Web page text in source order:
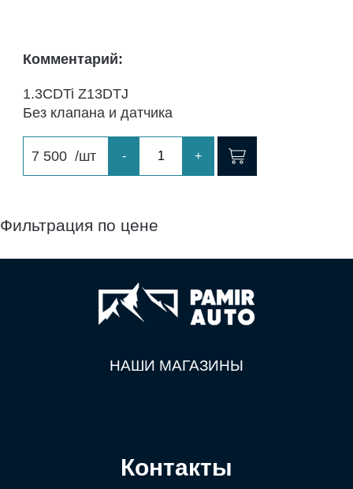
Комментарий:
1.3CDTi Z13DTJ
Без клапана и датчика
7 500 /шт - +
Фильтрация по цене
НАШИ МАГАЗИНЫ
Контакты